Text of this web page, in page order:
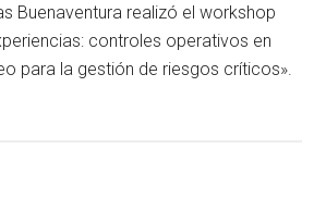
Buenaventura realizó el workshop
controles operativos en
para la gestión de riesgos críticos».